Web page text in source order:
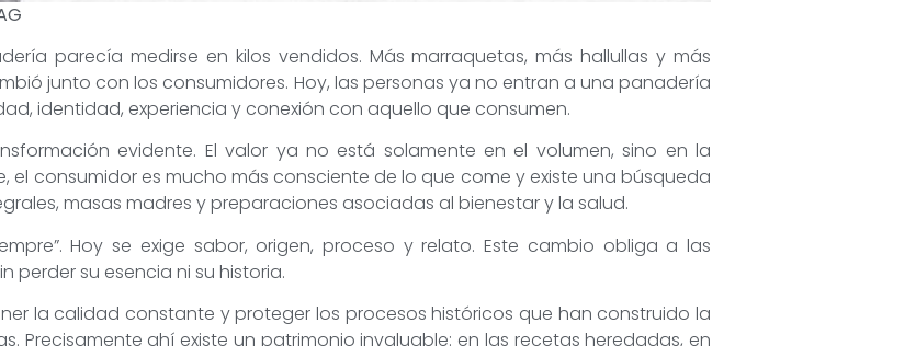
parecía medirse en kilos vendidos. Más marraquetas, más hallullas y más
junto con los consumidores. Hoy, las personas ya no entran a una panadería
identidad, experiencia y conexión con aquello que consumen.
evidente. El valor ya no está solamente en el volumen, sino en la
el consumidor es mucho más consciente de lo que come y existe una búsqueda
masas madres y preparaciones asociadas al bienestar y la salud.
Hoy se exige sabor, origen, proceso y relato. Este cambio obliga a las
perder su esencia ni su historia.
la calidad constante y proteger los procesos históricos que han construido la
Precisamente ahí existe un patrimonio invaluable: en las recetas heredadas, en